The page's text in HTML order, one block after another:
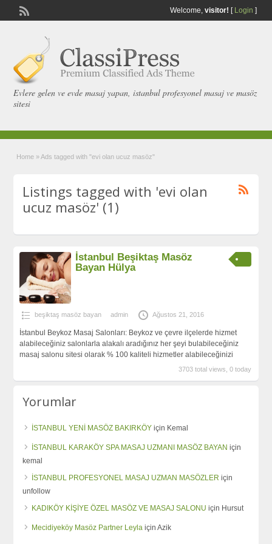
Welcome, visitor! [ Login ]
Evlere gelen ve evde masaj yapan, istanbul profesyonel masaj ve masöz
sitesi
Home » Ads tagged with "evi olan ucuz masöz"
Listings tagged with 'evi olan
ucuz masöz' (1)
İstanbul Beşiktaş Masöz
Bayan Hülya
beşiktaş masöz bayan admin Ağustos 21, 2016
İstanbul Beykoz Masaj Salonları: Beykoz ve çevre ilçelerde hizmet
alabileceğiniz salonlarla alakalı aradığınız her şeyi bulabileceğiniz
masaj salonu sitesi olarak % 100 kaliteli hizmetler alabileceğinizi
3703 total views, 0 today
Yorumlar
İSTANBUL YENİ MASÖZ BAKIRKÖY için Kemal
İSTANBUL KARAKÖY SPA MASAJ UZMANI MASÖZ BAYAN için
kemal
İSTANBUL PROFESYONEL MASAJ UZMAN MASÖZLER için
unfollow
KADIKÖY KİŞİYE ÖZEL MASÖZ VE MASAJ SALONU için Hursut
Mecidiyeköy Masöz Partner Leyla içinAzik